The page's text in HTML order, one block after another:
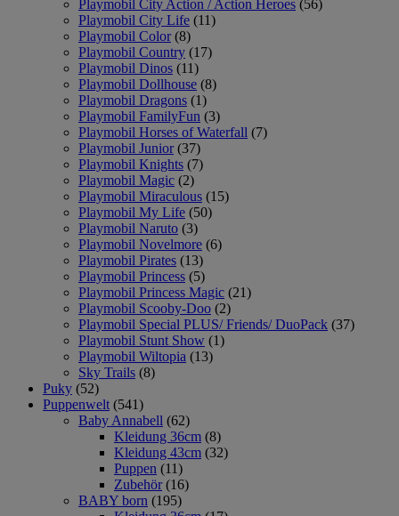
Playmobil City Action / Action Heroes (56)
Playmobil City Life (11)
Playmobil Color (8)
Playmobil Country (17)
Playmobil Dinos (11)
Playmobil Dollhouse (8)
Playmobil Dragons (1)
Playmobil FamilyFun (3)
Playmobil Horses of Waterfall (7)
Playmobil Junior (37)
Playmobil Knights (7)
Playmobil Magic (2)
Playmobil Miraculous (15)
Playmobil My Life (50)
Playmobil Naruto (3)
Playmobil Novelmore (6)
Playmobil Pirates (13)
Playmobil Princess (5)
Playmobil Princess Magic (21)
Playmobil Scooby-Doo (2)
Playmobil Special PLUS/ Friends/ DuoPack (37)
Playmobil Stunt Show (1)
Playmobil Wiltopia (13)
Sky Trails (8)
Puky (52)
Puppenwelt (541)
Baby Annabell (62)
Kleidung 36cm (8)
Kleidung 43cm (32)
Puppen (11)
Zubehör (16)
BABY born (195)